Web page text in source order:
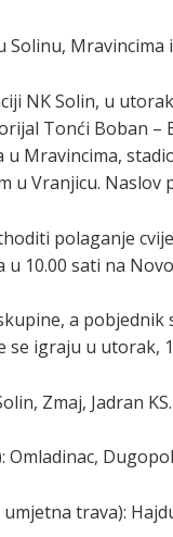
Solinu, Mravincima
NK Solin, u
Tonći Boban
u Mravincima,
u Vranjicu.
polaganje
u 10.00 sati na
a
se igraju u utorak,
Zmaj, Jadran KS.
Omladinac,
umjetna trava):